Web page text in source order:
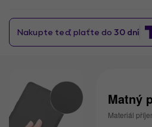
Matný
Materiál